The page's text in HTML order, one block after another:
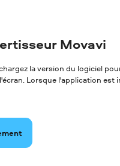
Movavi
la version du logiciel
Lorsque l'application est